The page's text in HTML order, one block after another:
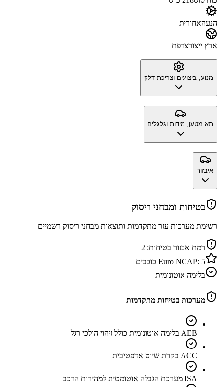
הנעהאחורית
ארץ ייצורצרפת
מנוע, ביצועים וצריכת דלק
תא מטען, מידות וגלגלים
איבזור
בטיחות ומבחני ריסוק
רשימת מערכות עזר מתקדמות ותוצאות מבחני ריסוק רשמיים
רמת אבזור בטיחות: 2
Euro NCAP: 5
כוכבים
בלימה אוטונומית
מערכות בטיחות מתקדמות
AEB בלימה אוטונומית כולל זיהוי הולכי רגל
ACC בקרת שיוט אדפטיבית
ISA מערכת הגבלה אוטומטית למהירות הרכב